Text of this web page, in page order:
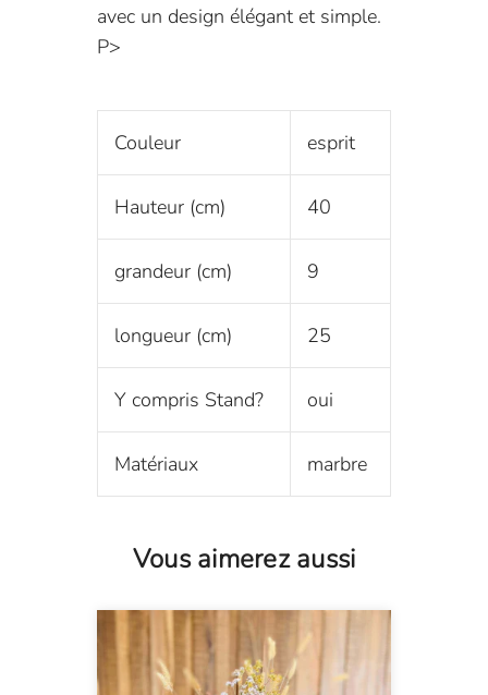
avec un design élégant et simple.
P>
Couleur esprit
Hauteur (cm) 40
grandeur (cm) 9
longueur (cm) 25
Y compris Stand? oui
Matériaux marbre
Vous aimerez aussi